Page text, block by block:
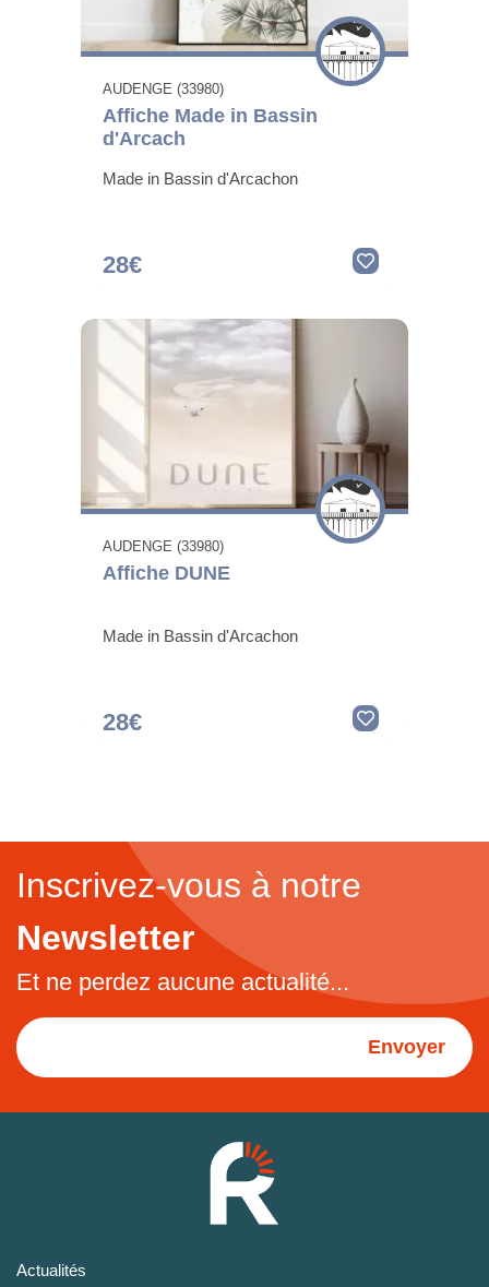
AUDENGE (33980)
Affiche Made in Bassin
d'Arcach
Made in Bassin d'Arcachon
28€
AUDENGE (33980)
Affiche DUNE
Made in Bassin d'Arcachon
28€
Inscrivez-vous à notre
Newsletter
Et ne perdez aucune actualité...
Envoyer
Actualités